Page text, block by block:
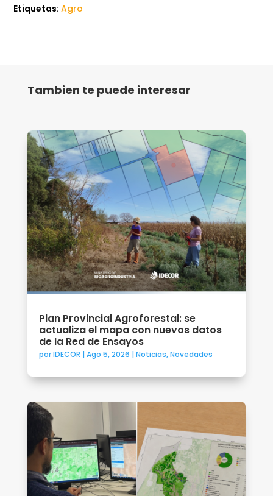
Etiquetas:Agro
Tambien te puede interesar
Plan Provincial Agroforestal: se
actualiza el mapa con nuevos datos
de la Red de Ensayos
porIDECOR | Ago 5, 2026 | Noticias,Novedades